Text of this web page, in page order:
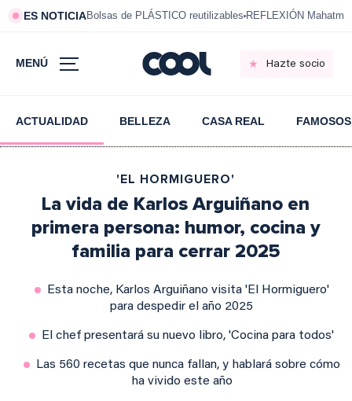
ES NOTICIABolsas de PLÁSTICO reutilizables REFLEXIÓN
MENÚ Hazte socio
ACTUALIDAD BELLEZA CASA REAL FAMOSOS
'EL HORMIGUERO'
La vida de Karlos Arguiñano en
primera persona: humor, cocina y
familia para cerrar 2025
Esta noche, Karlos Arguiñano visita 'El Hormiguero'
para despedir el año 2025
El chef presentará su nuevo libro, 'Cocina para todos'
Las 560 recetas que nunca fallan, y hablará sobre cómo
ha vivido este año